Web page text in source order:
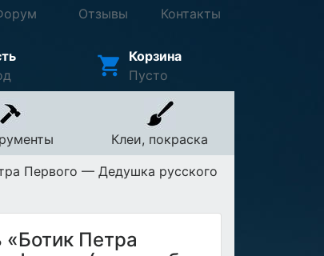
Отзывы Контакты
Корзина
Пусто
Клеи, покраска
Первого — Дедушка русского
Петра